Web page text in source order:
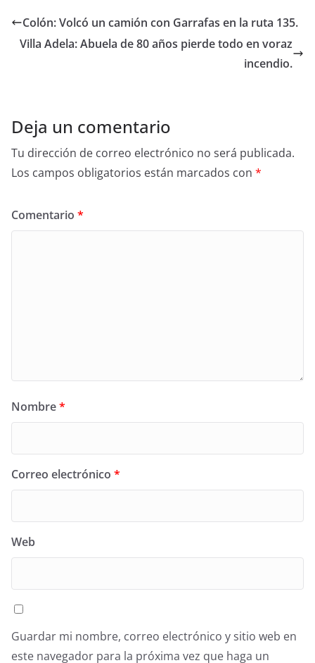
Colón: Volcó un camión con Garrafas en la ruta 135.
Villa Adela: Abuela de 80 años pierde todo en voraz
incendio.
Deja un comentario
Tu dirección de correo electrónico no será publicada.
Los campos obligatorios están marcados con *
Comentario *
Nombre*
Correo electrónico *
Web
Guardar mi nombre, correo electrónico y sitio web en
este navegador para la próxima vez que haga un